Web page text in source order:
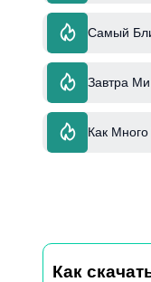
Самый
Завтра Ми
Как
Как